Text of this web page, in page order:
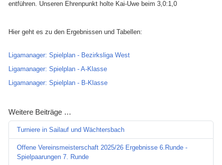
entführen. Unseren Ehrenpunkt holte Kai-Uwe beim 3,0:1,0
Hier geht es zu den Ergebnissen und Tabellen:
Ligamanager: Spielplan - Bezirksliga West
Ligamanager: Spielplan - A-Klasse
Ligamanager: Spielplan - B-Klasse
Weitere Beiträge …
Turniere in Sailauf und Wächtersbach
Offene Vereinsmeisterschaft 2025/26 Ergebnisse 6.Runde -
Spielpaarungen 7. Runde